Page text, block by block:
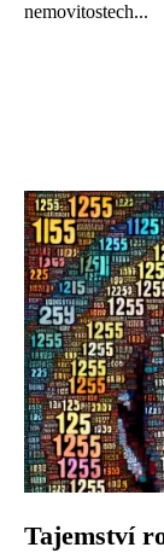
nemovitostech...
Tajemství